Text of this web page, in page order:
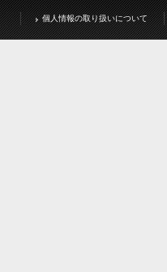
個人情報の取り扱いについて